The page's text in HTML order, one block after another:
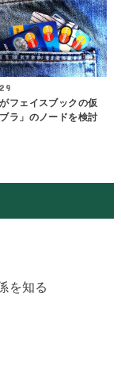
フェイスブックの仮
ラ」のノードを検討
を知る